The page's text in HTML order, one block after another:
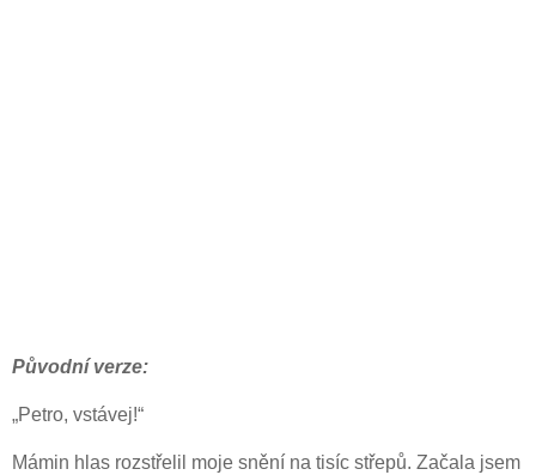
Původní verze:
„Petro, vstávej!“
Mámin hlas rozstřelil moje snění na tisíc střepů. Začala jsem